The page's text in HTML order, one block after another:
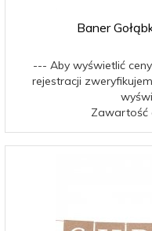
Baner
--- Aby wyświetlić
rejestracji
Zawartość